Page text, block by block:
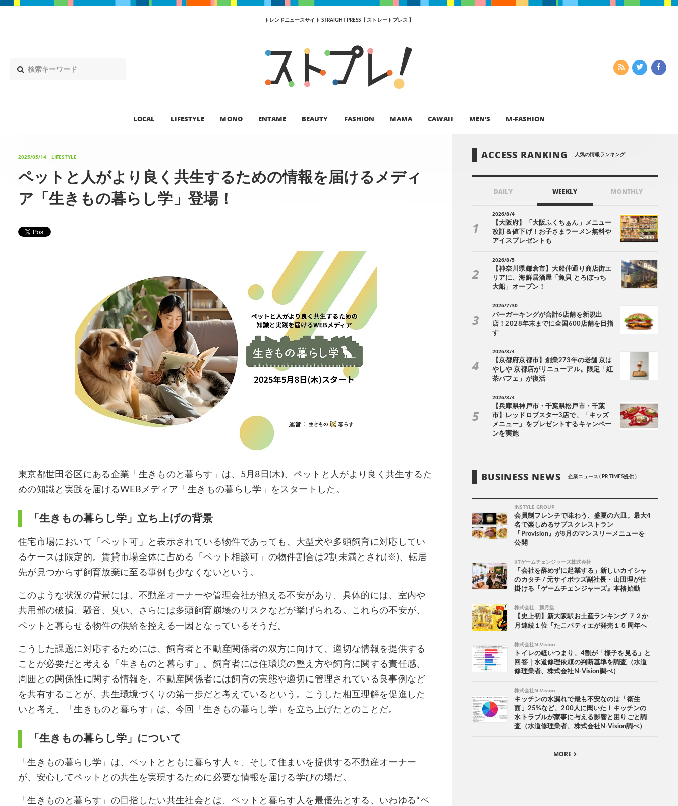
トレンドニュースサイト STRAIGHT PRESS【 ストレートプレス 】
LOCAL LIFESTYLE MONO ENTAME BEAUTY FASHION MAMA CAWAII MEN’S M-FASHION
2025/05/14 LIFESTYLE
ペットと人がより良く共生するための情報を届けるメディ
ア「生きもの暮らし学」登場！
東京都世田谷区にある企業「生きものと暮らす」は、5月8日(木)、ペットと人がより良く共生するた
めの知識と実践を届けるWEBメディア「生きもの暮らし学」をスタートした。
「生きもの暮らし学」立ち上げの背景
住宅市場において「ペット可」と表示されている物件であっても、大型犬や多頭飼育に対応してい
るケースは限定的。賃貸市場全体に占める「ペット相談可」の物件割合は2割未満とされ(※)、転居
先が見つからず飼育放棄に至る事例も少なくないという。
このような状況の背景には、不動産オーナーや管理会社が抱える不安があり、具体的には、室内や
共用部の破損、騒音、臭い、さらには多頭飼育崩壊のリスクなどが挙げられる。これらの不安が、
ペットと暮らせる物件の供給を控える一因となっているそうだ。
こうした課題に対応するためには、飼育者と不動産関係者の双方に向けて、適切な情報を提供する
ことが必要だと考える「生きものと暮らす」。飼育者には住環境の整え方や飼育に関する責任感、
周囲との関係性に関する情報を、不動産関係者には飼育の実態や適切に管理されている良事例など
を共有することが、共生環境づくりの第一歩だと考えているという。こうした相互理解を促進した
いと考え、「生きものと暮らす」は、今回「生きもの暮らし学」を立ち上げたとのことだ。
「生きもの暮らし学」について
「生きもの暮らし学」は、ペットとともに暮らす人々、そして住まいを提供する不動産オーナー
が、安心してペットとの共生を実現するために必要な情報を届ける学びの場だ。
「生きものと暮らす」の目指したい共生社会とは、ペットと暮らす人を最優先とする、いわゆる“ペ
ACCESS RANKING 人気の情報ランキング
DAILY WEEKLY MONTHLY
2026/8/4
【大阪府】「大阪ふくちぁん」メニュー
改訂＆値下げ！お子さまラーメン無料や
アイスプレゼントも
2026/8/5
【神奈川県鎌倉市】大船仲通り商店街エ
リアに、海鮮居酒屋「魚貝 とろぼっち
大船」オープン！
2026/7/30
バーガーキングが合計6店舗を新規出
店！2028年末までに全国600店舗を目指
す
2026/8/4
【京都府京都市】創業273年の老舗 京は
やしや 京都店がリニューアル。限定「紅
茶パフェ」が復活
2026/8/4
【兵庫県神戸市・千葉県松戸市・千葉
市】レッドロブスター3店で、「キッズ
メニュー」をプレゼントするキャンペー
ンを実施
BUSINESS NEWS 企業ニュース ( PR TIMES提供 )
INSTYLE GROUP
会員制フレンチで味わう、盛夏の六皿。最大4
名で楽しめるサブスクレストラン
『Provision』が8月のマンスリーメニューを
公開
KTゲームチェンジャーズ株式会社
「会社を辞めずに起業する」新しいカイシャ
のカタチ / 元サイボウズ副社長・山田理が仕
掛ける『ゲームチェンジャーズ』本格始動
株式会社 瓢月堂
【史上初】新大阪駅お土産ランキング ７２か
月連続１位「たこパティエが発売１５周年へ
株式会社N-Vision
トイレの軽いつまり、4割が「様子を見る」と
回答｜水道修理依頼の判断基準を調査（水道
修理業者、株式会社N-Vision調べ）
株式会社N-Vision
キッチンの水漏れで最も不安なのは「衛生
面」25%など、200人に聞いた！キッチンの
水トラブルが家事に与える影響と困りごと調
査（水道修理業者、株式会社N-Vision調べ）
MORE